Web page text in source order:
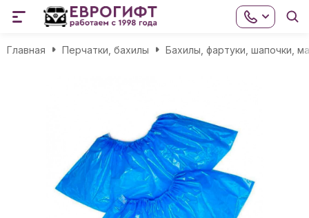
Главная Перчатки, бахилы Бахилы, фартуки, шапочки,